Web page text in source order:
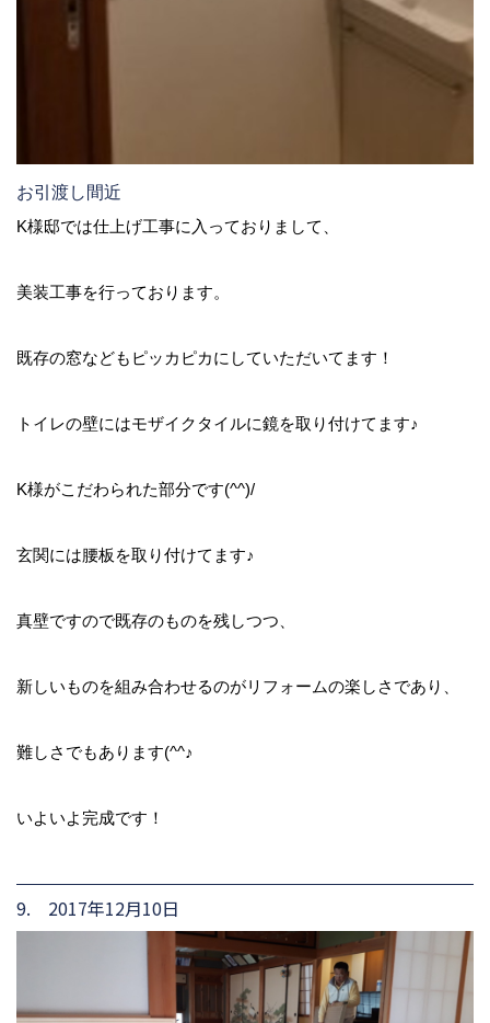
お引渡し間近
K様邸では仕上げ工事に入っておりまして、
美装工事を行っております。
既存の窓などもピッカピカにしていただいてます！
トイレの壁にはモザイクタイルに鏡を取り付けてます♪
K様がこだわられた部分です(^^)/
玄関には腰板を取り付けてます♪
真壁ですので既存のものを残しつつ、
新しいものを組み合わせるのがリフォームの楽しさであり、
難しさでもあります(^^♪
いよいよ完成です！
9. 2017年12月10日